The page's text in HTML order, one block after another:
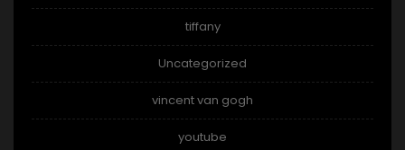
tiffany
Uncategorized
vincent van gogh
youtube